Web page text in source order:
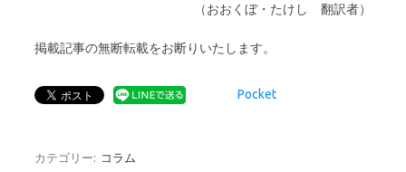
（おおくぼ・たけし 翻訳者）
掲載記事の無断転載をお断りいたします。
Pocket
カテゴリー: コラム